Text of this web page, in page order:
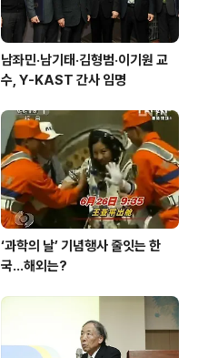
남좌민·남기태·김형범·이기원 교
수, Y-KAST 간사 임명
‘과학의 날’ 기념행사 줄잇는 한
국…해외는?